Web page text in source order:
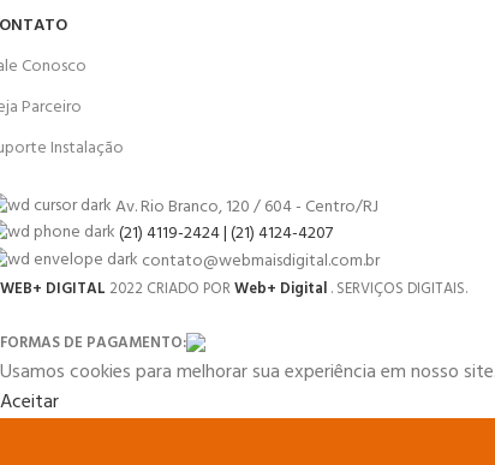
Conosco
Parceiro
Instalação
Av. Rio Branco, 120 / 604 - Centro/RJ
(21) 4119-2424 | (21) 4124-4207
contato@webmaisdigital.com.br
WEB+ DIGITAL 2022 CRIADO PORWeb+ Digital. SERVIÇOS DIGITAIS.
FORMAS DE PAGAMENTO:
Usamos cookies para melhorar sua experiência em nosso
Aceitar